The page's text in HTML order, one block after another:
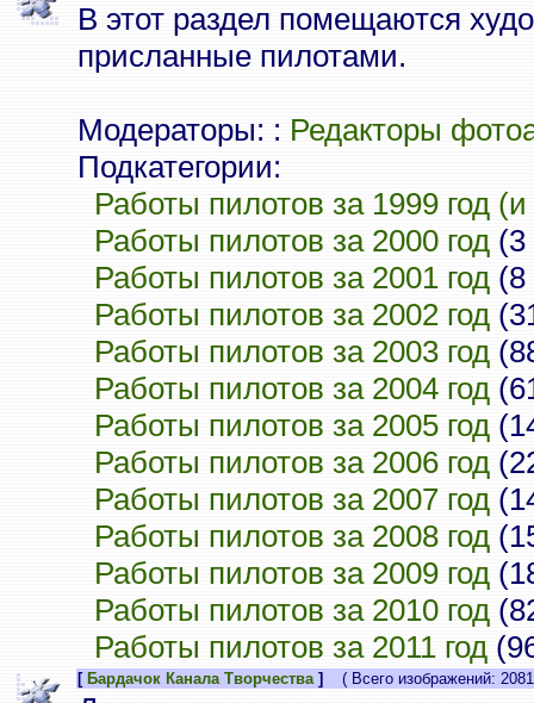
В этот раздел помещаются
присланные пилотами.
Модераторы: : Редакторы
Подкатегории:
Работы пилотов за 1999 год
Работы пилотов за 2000 год (3
Работы пилотов за 2001 год (8
Работы пилотов за 2002 год
Работы пилотов за 2003 год
Работы пилотов за 2004 год
Работы пилотов за 2005 год
Работы пилотов за 2006 год
Работы пилотов за 2007 год
Работы пилотов за 2008 год
Работы пилотов за 2009 год
Работы пилотов за 2010 год
Работы пилотов за 2011 год
[ Бардачок Канала Творчества] ( Всего изображений: